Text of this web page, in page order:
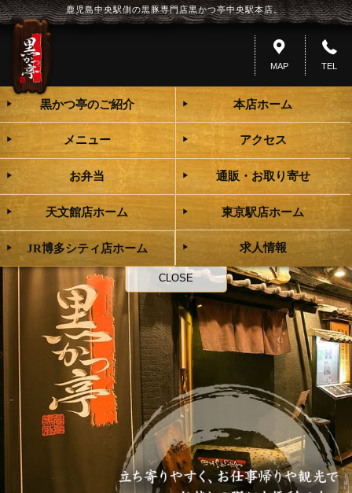
鹿児島中央駅側の黒豚専門店黒かつ亭中央駅本店。
MAP TEL
黒かつ亭のご紹介 本店ホーム
メニュー アクセス
お弁当 通販・お取り寄せ
天文館店ホーム 東京駅店ホーム
JR博多シティ店ホーム 求人情報